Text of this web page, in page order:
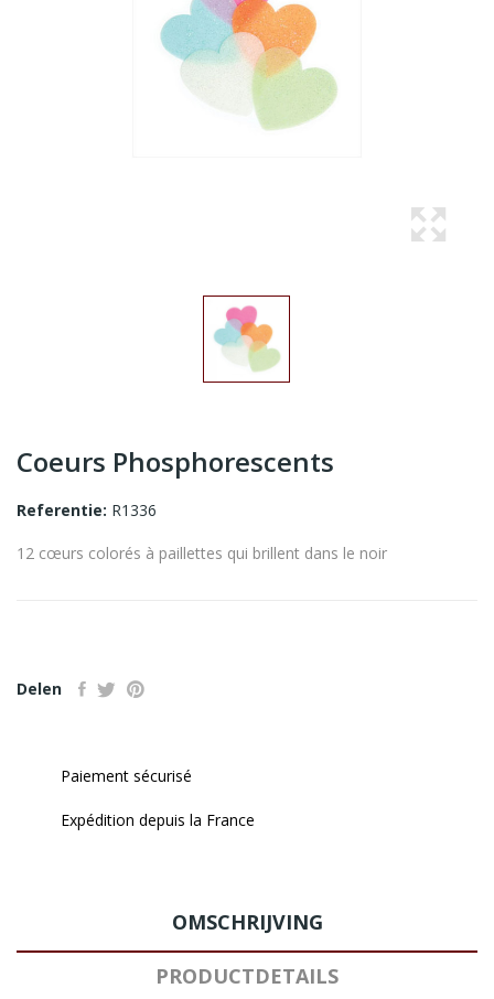
Coeurs Phosphorescents
Referentie: R1336
12 cœurs colorés à paillettes qui brillent dans le noir
Delen
Paiement sécurisé
Expédition depuis la France
OMSCHRIJVING
PRODUCTDETAILS